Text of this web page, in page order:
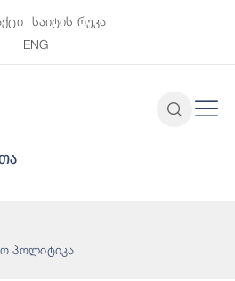
საიტის რუკა
ENG
პოლიტიკა